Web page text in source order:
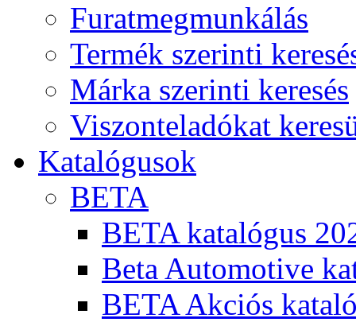
Furatmegmunkálás
Termék szerinti
Márka szerinti keresés
Viszonteladókat
Katalógusok
BETA
BETA katalógus
Beta Automotive
BETA Akciós